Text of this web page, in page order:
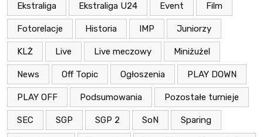
Ekstraliga Ekstraliga U24 Event Film
Fotorelacje Historia IMP Juniorzy
KLŻ Live Live meczowy Miniżużel
News Off Topic Ogłoszenia PLAY DOWN
PLAY OFF Podsumowania Pozostałe turnieje
SEC SGP SGP 2 SoN Sparing